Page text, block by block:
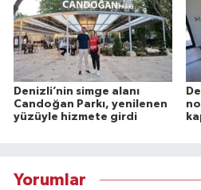
Denizli’nin simge alanı
Candoğan Parkı, yenilenen
yüzüyle hizmete girdi
Yorumlar